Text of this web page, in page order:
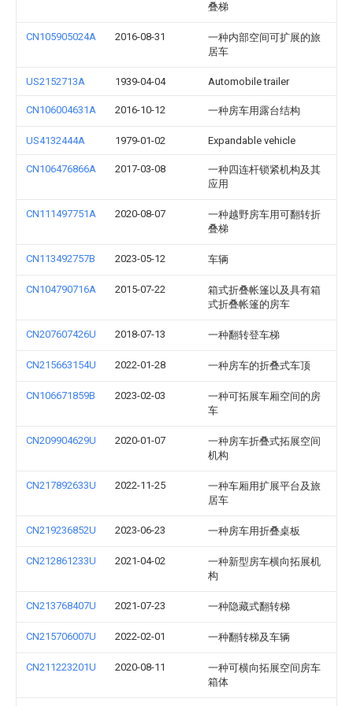
叠梯
CN105905024A 2016-08-31
一种内部空间可扩展的旅
居车
US2152713A 1939-04-04 Automobile trailer
CN106004631A 2016-10-12 一种房车用露台结构
US4132444A 1979-01-02 Expandable vehicle
CN106476866A 2017-03-08
一种四连杆锁紧机构及其
应用
CN111497751A 2020-08-07
一种越野房车用可翻转折
叠梯
CN113492757B 2023-05-12 车辆
CN104790716A 2015-07-22
箱式折叠帐篷以及具有箱
式折叠帐篷的房车
CN207607426U 2018-07-13 一种翻转登车梯
CN215663154U 2022-01-28 一种房车的折叠式车顶
CN106671859B 2023-02-03
一种可拓展车厢空间的房
车
CN209904629U 2020-01-07
一种房车折叠式拓展空间
机构
CN217892633U 2022-11-25
一种车厢用扩展平台及旅
居车
CN219236852U 2023-06-23 一种房车用折叠桌板
CN212861233U 2021-04-02
一种新型房车横向拓展机
构
CN213768407U 2021-07-23 一种隐藏式翻转梯
CN215706007U 2022-02-01 一种翻转梯及车辆
CN211223201U 2020-08-11
一种可横向拓展空间房车
箱体